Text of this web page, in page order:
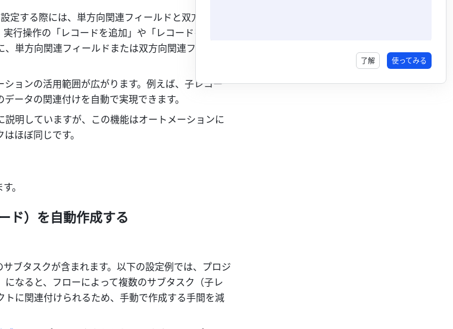
了解 使ってみる
定する際には、単方向関連フィールドと双方向関連
行操作の「レコードを追加」や「レコードを編
単方向関連フィールドまたは双方向関連フィール
ョンの活用範囲が広がります。例えば、子レコー
ータの関連付けを自動で実現できます。
説明していますが、この機能はオートメーションに
ほぼ同じです。
。
ド）を自動作成する
ブタスクが含まれます。以下の設定例では、プロジ
なると、フローによって複数のサブタスク（子レ
に関連付けられるため、手動で作成する手間を減